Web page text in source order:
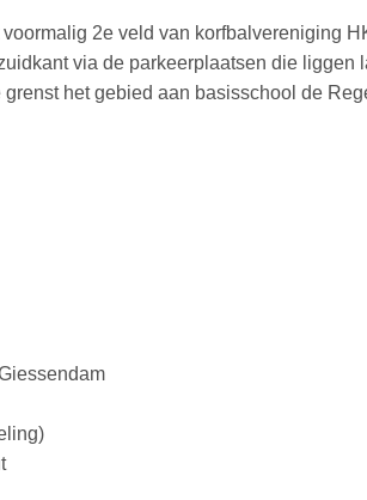
2e veld van korfbalvereniging
via de parkeerplaatsen die liggen
het gebied aan basisschool de